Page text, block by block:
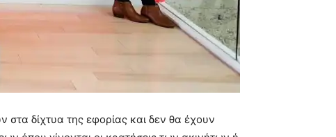
στα δίχτυα της εφορίας και δεν θα έχουν